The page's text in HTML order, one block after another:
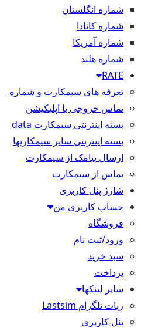
شماره انگلستان
شماره کانادا
شماره آمریکا
شماره هلند
RATE
تعرفه های سیمکارت و شماره
تماس خروجی با اپلیکیشن
بسته اینترنتی سیمکارت data
بسته اینترنتی سایر سیمکارتها
ارسال پیامک از سیمکارت
تماس از سیمکارت
شارژ پنل کاربری
حساب کاربری من
فروشگاه
ورود/ثبت نام
سبد خرید
پرداخت
سایر لینکها
ربات تلگرام Lastsim
پنل کاربری